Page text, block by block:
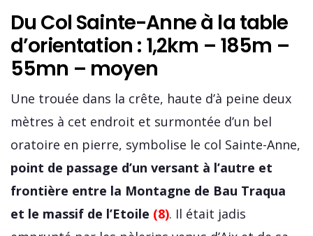
Du Col Sainte-Anne à la table
d’orientation : 1,2km – 185m –
55mn – moyen
Une trouée dans la crête, haute d’à peine deux
mètres à cet endroit et surmontée d’un bel
oratoire en pierre, symbolise le col Sainte-Anne,
point de passage d’un versant à l’autre et
frontière entre la Montagne de Bau Traqua
et le massif de l’Etoile (8). Il était jadis